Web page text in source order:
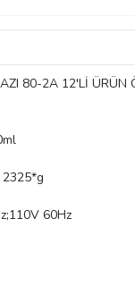
80-2A 12'Lİ ÜRÜN
2325*g
60Hz